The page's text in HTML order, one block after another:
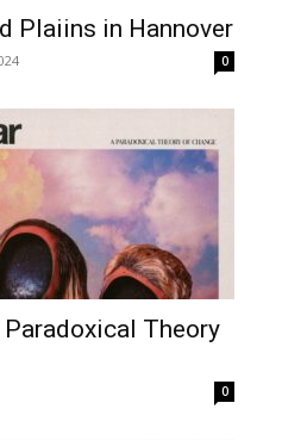
Plaiins in Hannover
0
Theory
0